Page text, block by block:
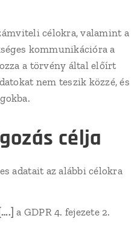
célokra, valamint a
kommunikációra a
a törvény által előírt
nem teszik közzé, és
célja
adatait az alábbi célokra
[….] a GDPR 4. fejezete 2.